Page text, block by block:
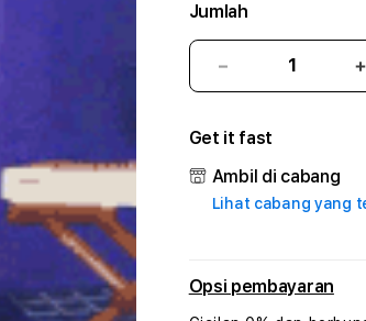
Jumlah
Kurangi
jumlah
BERSAMA4D
#1
ASTP
AGR
Rekayasa
Get it fast
Ambil di cabang
Lihat cabang yang
Opsi pembayaran